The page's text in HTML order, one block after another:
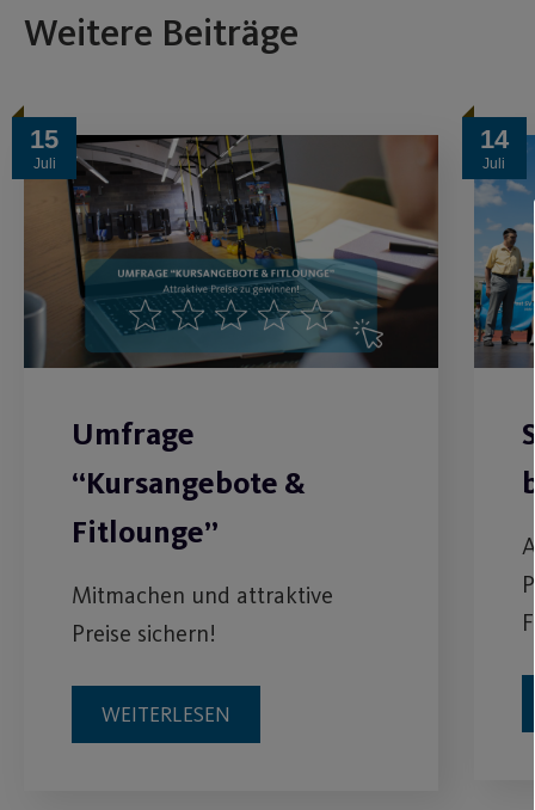
Weitere Beiträge
15
Juli
Umfrage
“Kursangebote &
Fitlounge”
Mitmachen und attraktive
Preise sichern!
WEITERLESEN
14
Juli